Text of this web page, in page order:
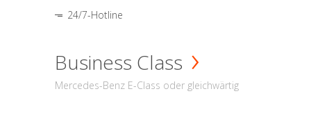
24/7-Hotline
Business Class
Mercedes-Benz E-Class oder gleichwärtig